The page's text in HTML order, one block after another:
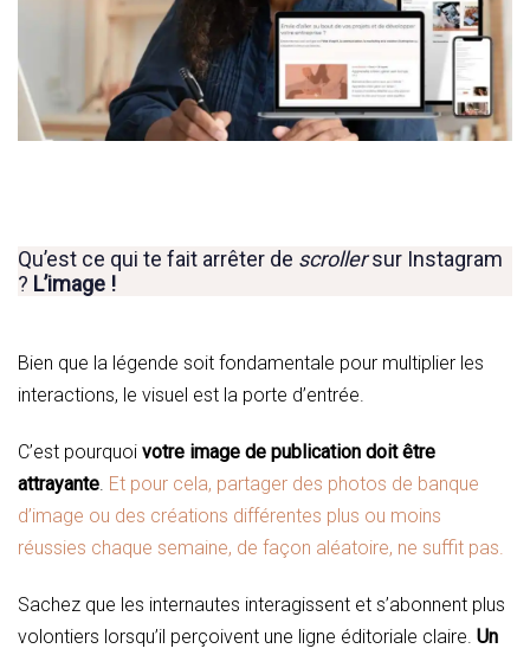
Qu’est ce qui te fait arrêter de scrollersur Instagram
? L’image !
Bien que la légende soit fondamentale pour multiplier les
interactions, le visuel est la porte d’entrée.
C’est pourquoi votre image de publication doit être
attrayante. Et pour cela, partager des photos de banque
d’image ou des créations différentes plus ou moins
réussies chaque semaine, de façon aléatoire, ne suffit pas.
Sachez que les internautes interagissent et s’abonnent plus
volontiers lorsqu’il perçoivent une ligne éditoriale claire. Un